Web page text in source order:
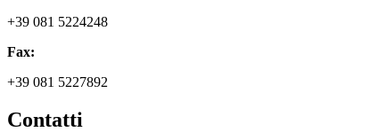
+39 081 5224248
Fax:
+39 081 5227892
Contatti